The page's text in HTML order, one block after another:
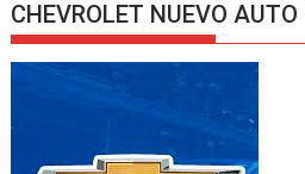
CHEVROLET NUEVO